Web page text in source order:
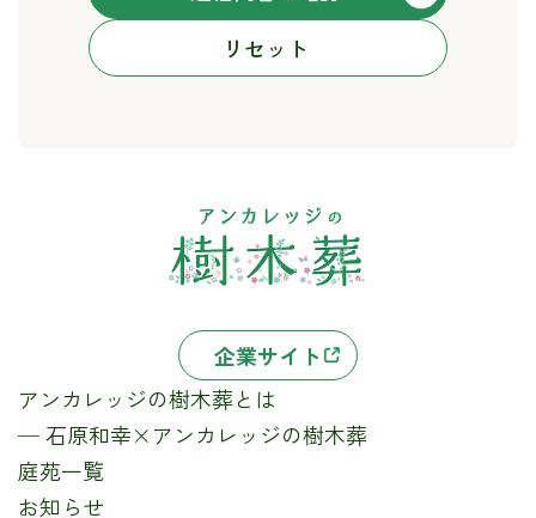
ご本人からの求めにより、当社が保有する開示対象個人情
報の利用目的の通知・開示・内容の訂正・追加または削
除・利用の停止・消去および第三者への提供の停止（「開
品・サービスが発生する場合があります。
●本人が容易に認識できない方法による個人情報の取得
当ホームページでは、お客様が当ホームページに再度訪問
ます。また、送信されるお客様の個人情報はSSLの暗号化
通信により保護されております。
●個人情報保護方針
当社ホームページの個人情報保護方針をご覧ください。
●お問い合わせ先
住所：107-0062 東京都港区南青山1-26-4六本木ダイヤビル
3階
企業サイト
アンカレッジの樹木葬とは
─ 石原和幸×アンカレッジの樹木葬
庭苑一覧
お知らせ